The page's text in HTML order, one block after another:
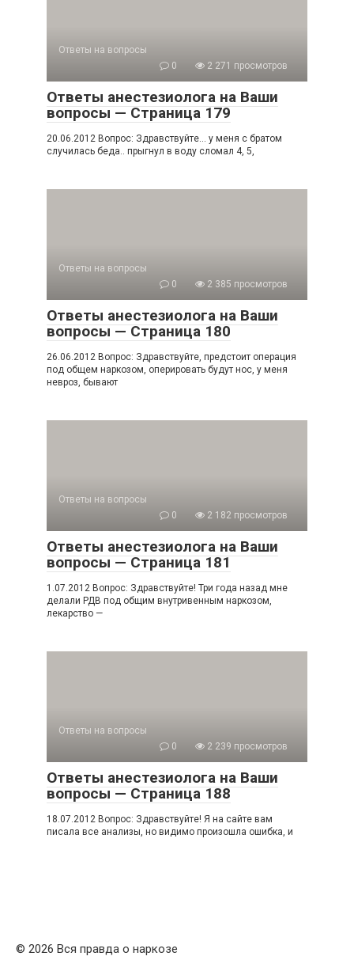
Ответы на вопросы
0
2 271 просмотров
Ответы анестезиолога на Ваши
вопросы — Страница 179
20.06.2012 Вопрос: Здравствуйте… у меня с братом
случилась беда.. прыгнул в воду сломал 4, 5,
Ответы на вопросы
0
2 385 просмотров
Ответы анестезиолога на Ваши
вопросы — Страница 180
26.06.2012 Вопрос: Здравствуйте, предстоит операция
под общем наркозом, оперировать будут нос, у меня
невроз, бывают
Ответы на вопросы
0
2 182 просмотров
Ответы анестезиолога на Ваши
вопросы — Страница 181
1.07.2012 Вопрос: Здравствуйте! Три года назад мне
делали РДВ под общим внутривенным наркозом,
лекарство —
Ответы на вопросы
0
2 239 просмотров
Ответы анестезиолога на Ваши
вопросы — Страница 188
18.07.2012 Вопрос: Здравствуйте! Я на сайте вам
писала все анализы, но видимо произошла ошибка, и
© 2026 Вся правда о наркозе